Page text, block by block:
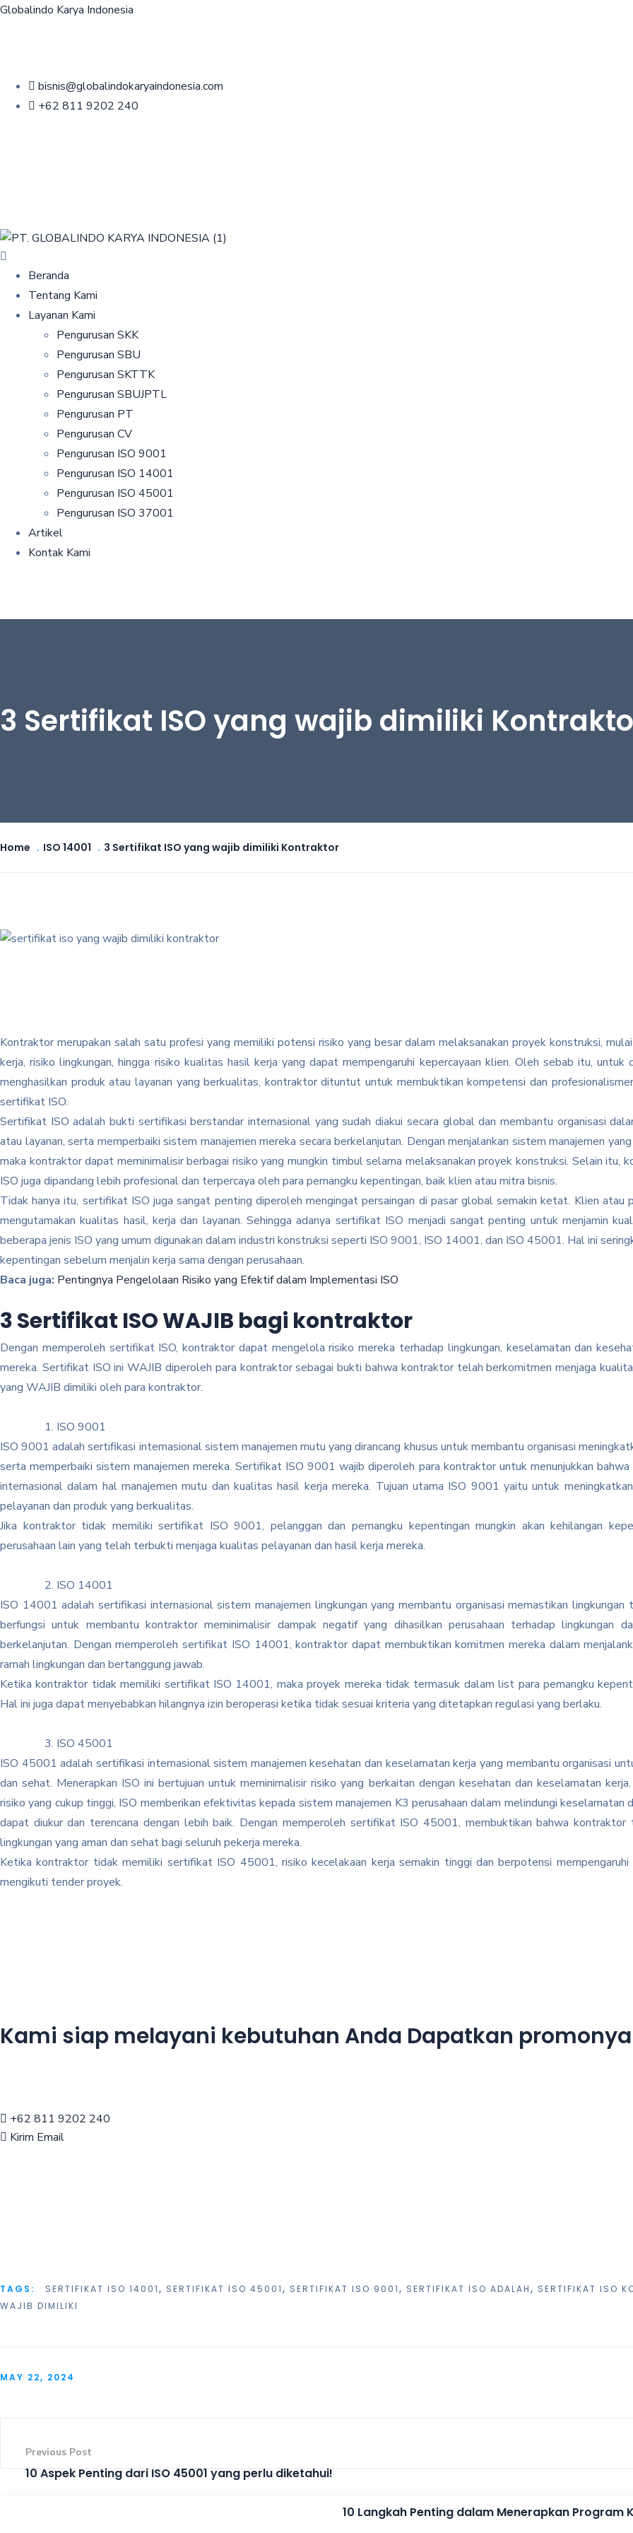
Globalindo Karya Indonesia
bisnis@globalindokaryaindonesia.com
+62 811 9202 240
Menu
Beranda
Tentang Kami
Layanan Kami
Pengurusan SKK
Pengurusan SBU
Pengurusan SKTTK
Pengurusan SBUJPTL
Pengurusan PT
Pengurusan CV
Pengurusan ISO 9001
Pengurusan ISO 14001
Pengurusan ISO 45001
Pengurusan ISO 37001
Artikel
Kontak Kami
3 Sertifikat ISO yang wajib dimiliki
Home ISO 14001 3 Sertifikat ISO yang wajib dimiliki Kontraktor
Kontraktor merupakan salah satu profesi yang memiliki potensi risiko yang besar dalam melaksanakan proyek konstruksi,
kerja, risiko lingkungan, hingga risiko kualitas hasil kerja yang dapat mempengaruhi kepercayaan klien. Oleh sebab itu,
menghasilkan produk atau layanan yang berkualitas, kontraktor dituntut untuk membuktikan kompetensi dan
sertifikat ISO.
Sertifikat ISO adalah bukti sertifikasi berstandar internasional yang sudah diakui secara global dan membantu organisasi
atau layanan, serta memperbaiki sistem manajemen mereka secara berkelanjutan. Dengan menjalankan sistem manajemen
maka kontraktor dapat meminimalisir berbagai risiko yang mungkin timbul selama melaksanakan proyek konstruksi. Selain itu,
ISO juga dipandang lebih profesional dan terpercaya oleh para pemangku kepentingan, baik klien atau mitra bisnis.
Tidak hanya itu, sertifikat ISO juga sangat penting diperoleh mengingat persaingan di pasar global semakin ketat. Klien atau
mengutamakan kualitas hasil, kerja dan layanan. Sehingga adanya sertifikat ISO menjadi sangat penting untuk menjamin
beberapa jenis ISO yang umum digunakan dalam industri konstruksi seperti ISO 9001, ISO 14001, dan ISO 45001. Hal ini
kepentingan sebelum menjalin kerja sama dengan perusahaan.
Baca juga: Pentingnya Pengelolaan Risiko yang Efektif dalam Implementasi ISO
3 Sertifikat ISO WAJIB bagi kontraktor
Dengan memperoleh sertifikat ISO, kontraktor dapat mengelola risiko mereka terhadap lingkungan, keselamatan dan
mereka. Sertifikat ISO ini WAJIB diperoleh para kontraktor sebagai bukti bahwa kontraktor telah berkomitmen menjaga
yang WAJIB dimiliki oleh para kontraktor.
ISO 9001
ISO 9001 adalah sertifikasi internasional sistem manajemen mutu yang dirancang khusus untuk membantu organisasi
serta memperbaiki sistem manajemen mereka. Sertifikat ISO 9001 wajib diperoleh para kontraktor untuk menunjukkan
internasional dalam hal manajemen mutu dan kualitas hasil kerja mereka. Tujuan utama ISO 9001 yaitu untuk
pelayanan dan produk yang berkualitas.
Jika kontraktor tidak memiliki sertifikat ISO 9001, pelanggan dan pemangku kepentingan mungkin akan kehilangan
perusahaan lain yang telah terbukti menjaga kualitas pelayanan dan hasil kerja mereka.
ISO 14001
ISO 14001 adalah sertifikasi internasional sistem manajemen lingkungan yang membantu organisasi memastikan
berfungsi untuk membantu kontraktor meminimalisir dampak negatif yang dihasilkan perusahaan terhadap lingkungan
berkelanjutan. Dengan memperoleh sertifikat ISO 14001, kontraktor dapat membuktikan komitmen mereka dalam
ramah lingkungan dan bertanggung jawab.
Ketika kontraktor tidak memiliki sertifikat ISO 14001, maka proyek mereka tidak termasuk dalam list para pemangku
Hal ini juga dapat menyebabkan hilangnya izin beroperasi ketika tidak sesuai kriteria yang ditetapkan regulasi yang berlaku.
ISO 45001
ISO 45001 adalah sertifikasi internasional sistem manajemen kesehatan dan keselamatan kerja yang membantu organisasi
dan sehat. Menerapkan ISO ini bertujuan untuk meminimalisir risiko yang berkaitan dengan kesehatan dan keselamatan
risiko yang cukup tinggi, ISO memberikan efektivitas kepada sistem manajemen K3 perusahaan dalam melindungi keselamatan
dapat diukur dan terencana dengan lebih baik. Dengan memperoleh sertifikat ISO 45001, membuktikan bahwa
lingkungan yang aman dan sehat bagi seluruh pekerja mereka.
Ketika kontraktor tidak memiliki sertifikat ISO 45001, risiko kecelakaan kerja semakin tinggi dan berpotensi
mengikuti tender proyek.
Kami siap melayani kebutuhan Anda Dapatkan
+62 811 9202 240
Kirim Email
TAGS: SERTIFIKAT ISO 14001, SERTIFIKAT ISO 45001, SERTIFIKAT ISO 9001, SERTIFIKAT ISO ADALAH, SERTIFIKAT ISO
WAJIB DIMILIKI
MAY 22, 2024
Previous Post
10 Aspek Penting dari ISO 45001 yang perlu diketahui!
10 Langkah Penting dalam Menerapkan Program